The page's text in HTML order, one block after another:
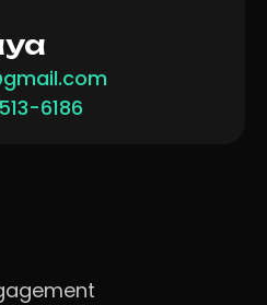
6186